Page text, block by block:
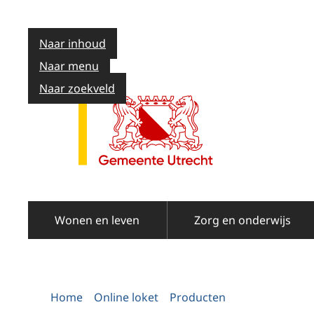
Naar inhoud
Naar menu
Naar zoekveld
Wonen en leven Zorg en onderwijs
Home Online loket Producten